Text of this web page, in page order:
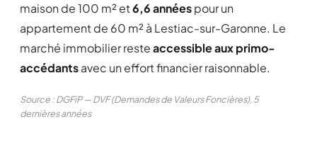
maison de 100 m² et6,6 annéespour un
appartement de 60 m² à Lestiac-sur-Garonne. Le
marché immobilier resteaccessible aux primo-
accédantsavec un effort financier raisonnable.
Source : DGFiP — DVF (Demandes de Valeurs Foncières), 5
dernières années